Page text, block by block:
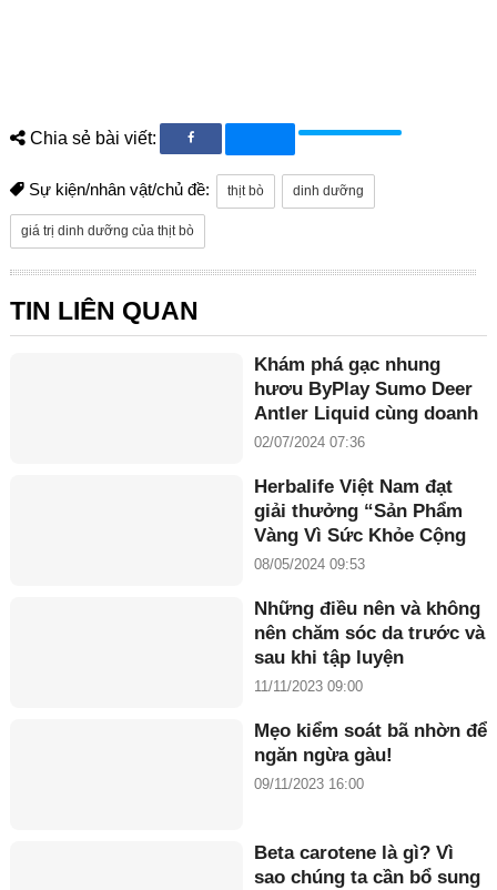
Chia sẻ bài viết:
Sự kiện/nhân vật/chủ đề: thịt bò dinh dưỡng
giá trị dinh dưỡng của thịt bò
TIN LIÊN QUAN
Khám phá gạc nhung
hươu ByPlay Sumo Deer
Antler Liquid cùng doanh
nhân Maria Tuyền
02/07/2024 07:36
Herbalife Việt Nam đạt
giải thưởng “Sản Phẩm
Vàng Vì Sức Khỏe Cộng
Đồng năm 2024”
08/05/2024 09:53
Những điều nên và không
nên chăm sóc da trước và
sau khi tập luyện
11/11/2023 09:00
Mẹo kiểm soát bã nhờn để
ngăn ngừa gàu!
09/11/2023 16:00
Beta carotene là gì? Vì
sao chúng ta cần bổ sung